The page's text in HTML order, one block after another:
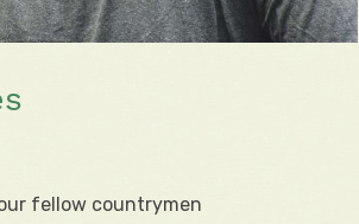
fellow countrymen